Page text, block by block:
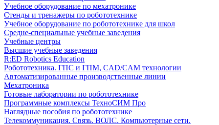
Учебное оборудование по мехатронике
Стенды и тренажеры по робототехнике
Учебное оборудование по робототехнике для школ
Средне-специальные учебные заведения
Учебные центры
Высшие учебные заведения
R:ED Robotics Education
Робототехника. ГПС и ГПМ, CAD/CAM технологии
Автоматизированные производственные линии
Мехатроника
Готовые лаборатории по робототехнике
Программные комплексы ТехноСИМ Про
Наглядные пособия по робототехнике
Телекоммуникация. Связь. ВОЛС. Компьютерные сети.